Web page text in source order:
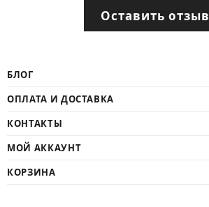
Оставить отзыв
БЛОГ
ОПЛАТА И ДОСТАВКА
КОНТАКТЫ
МОЙ АККАУНТ
КОРЗИНА